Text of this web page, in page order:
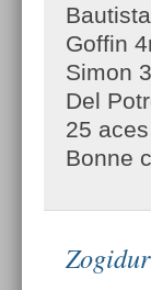
Goffin
Simon
Del
25 aces
Bonne
Zogidur